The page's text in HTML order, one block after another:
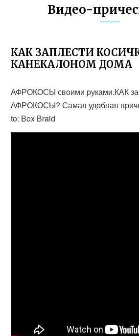
Видео-
КАК ЗАПЛЕСТИ
КАНЕКАЛОНОМ ДОМА
АФРОКОСЫ своими руками.КАК
АФРОКОСЫ? Самая удобная
to: Box Braid